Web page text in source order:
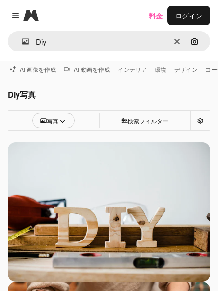
Close menu
Magnific
消去 画像で
料金 ログイン
AI 画像を作成 AI 動画を作成 インテリア 環境 デザイン コ
Diy写真
写真 検索フィルター